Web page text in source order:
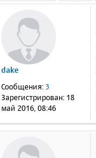
dake
Сообщения:3
Зарегистрирован: 18
май 2016, 08:46